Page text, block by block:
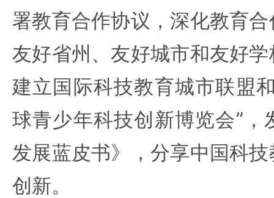
署教育合作协议，深化教育
友好省州、友好城市和友好
建立国际科技教育城市联盟
球青少年科技创新博览会”，
发展蓝皮书》，分享中国科
创新。